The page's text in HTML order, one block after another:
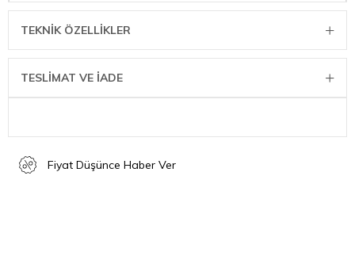
Mükemmel Eleme
Yuvarlak tasarımı ve ekstra ince eleği sayesinde mükemmel şekilde
eleme yapmanızı sağlar.
Tek Elle Kullanıma Uygundur
Kullanışlı sapı sayesinde tek elle elemeyi zahmetsiz hale getirir
da un elemenizi kolaylaştırır.
TEKNIK ÖZELLIKLER
TESLİMAT VE İADE
Fiyat Düşünce Haber Ver